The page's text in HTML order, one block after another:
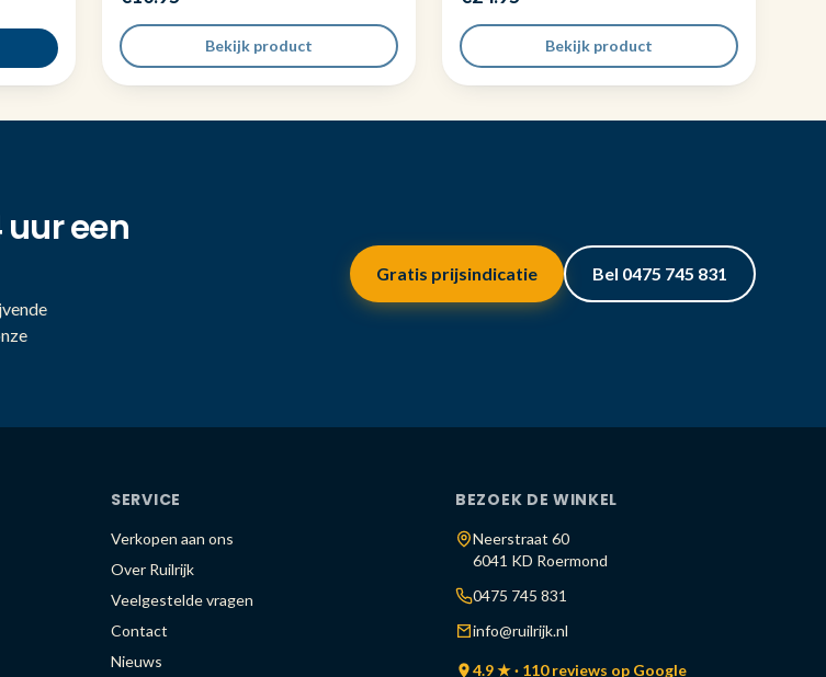
Bekijk product Bekijk product
een
Gratis prijsindicatie Bel 0475 745 831
SERVICE
Verkopen aan ons
Over Ruilrijk
Veelgestelde vragen
Contact
Nieuws
BEZOEK DE WINKEL
Neerstraat 60
6041 KD Roermond
0475 745 831
info@ruilrijk.nl
4.9 ★ · 110 reviews op Google